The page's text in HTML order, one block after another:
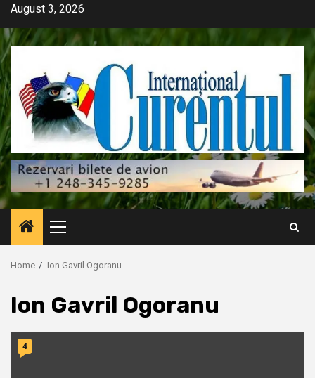
Skip
content
August 3, 2026
Primary
Menu
Home Ion Gavril Ogoranu
Ion Gavril Ogoranu
4